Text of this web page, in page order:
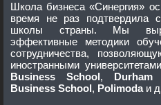
Школа бизнеса «Синергия»
время не раз подтвердила свой статус первой бизнес-
школы страны. Мы выработали
эффективные методики
сотрудничества,
иностранными
Business School,
Business School, Polimodaи